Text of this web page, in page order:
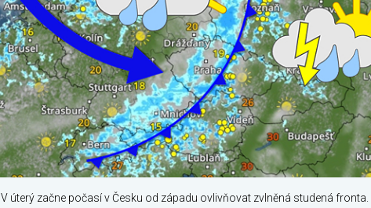
V úterý začne počasí v Česku od západu ovlivňovat zvlněná studená fronta.